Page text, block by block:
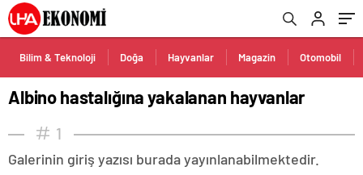
Bilim & Teknoloji Doğa Hayvanlar Magazin Otomobil
Albino hastalığına yakalanan hayvanlar
1
Galerinin giriş yazısı burada yayınlanabilmektedir.